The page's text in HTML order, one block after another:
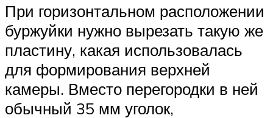
При горизонтальном расположении
буржуйки нужно вырезать такую же
пластину, какая использовалась
для формирования верхней
камеры. Вместо перегородки в ней
обычный 35 мм уголок,